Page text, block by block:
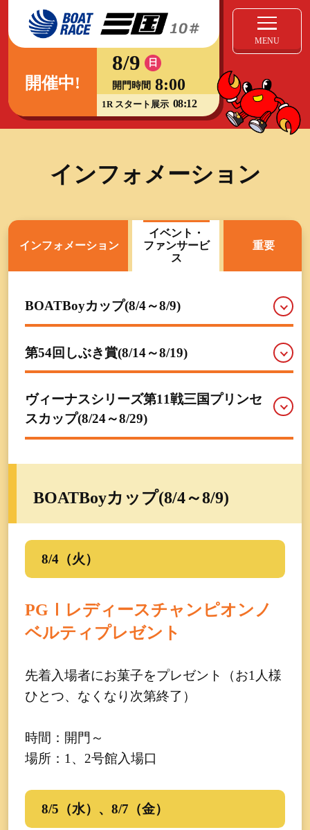
開催中!
8/9 日
開門時間 8:00
1R スタート展示 08:12
MENU
インフォメーション
インフォメーション
イベント・
ファンサービ
ス
重要
BOATBoyカップ(8/4～8/9)
第54回しぶき賞(8/14～8/19)
ヴィーナスシリーズ第11戦三国プリンセ
スカップ(8/24～8/29)
BOATBoyカップ(8/4～8/9)
8/4（火）
PGⅠレディースチャンピオンノ
ベルティプレゼント
先着入場者にお菓子をプレゼント（お1人様
ひとつ、なくなり次第終了）
時間：開門～
場所：1、2号館入場口
8/5（水）、8/7（金）